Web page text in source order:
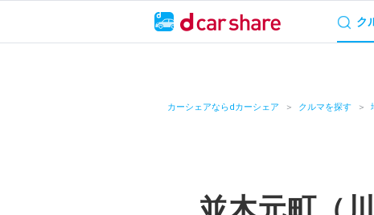
ク
カーシェアならdカーシェア クルマを探す
よくあるご質問・お